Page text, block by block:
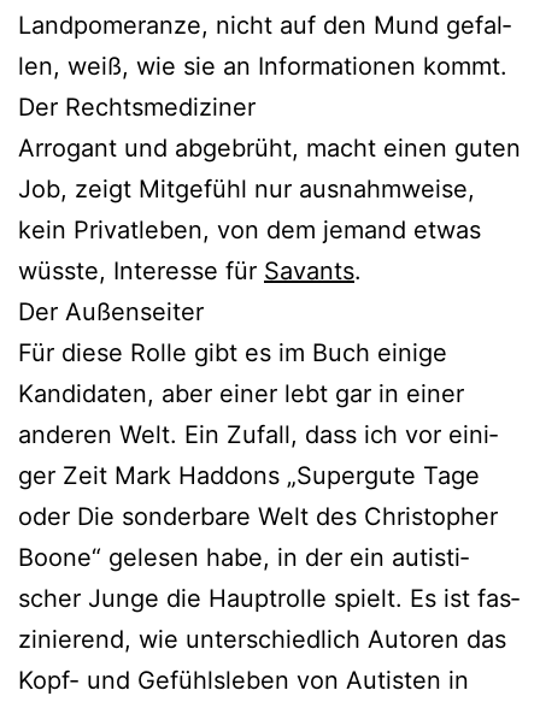
Landpomeranze, nicht auf den Mund gefal­
len, weiß, wie sie an Informationen kommt.
Der Rechtsmediziner
Arrogant und abge­brüht, macht einen guten
Job, zeigt Mitgefühl nur aus­nahm­wei­se,
kein Privatleben, von dem jemand etwas
wüss­te, Interesse für Savants.
Der Außenseiter
Für die­se Rolle gibt es im Buch eini­ge
Kandidaten, aber einer lebt gar in einer
ande­ren Welt. Ein Zufall, dass ich vor eini­
ger Zeit Mark Haddons „Supergute Tage
oder Die son­der­ba­re Welt des Christopher
Boone“ gele­sen habe, in der ein autis­ti­
scher Junge die Hauptrolle spielt. Es ist fas­
zi­nie­rend, wie unter­schied­lich Autoren das
Kopf- und Gefühlsleben von Autisten in